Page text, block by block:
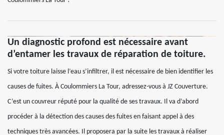
Un diagnostic profond est nécessaire avant
d’entamer les travaux de réparation de toiture.
Si votre toiture laisse l’eau s’infiltrer, il est nécessaire de bien identifier les
causes de fuites. À Coulommiers La Tour, adressez-vous à JZ Couverture.
C’est un couvreur réputé pour la qualité de ses travaux. Il va d’abord
procéder à la détection des causes des fuites en faisant appel à des
techniques très avancées. Il proposera par la suite les travaux à réaliser